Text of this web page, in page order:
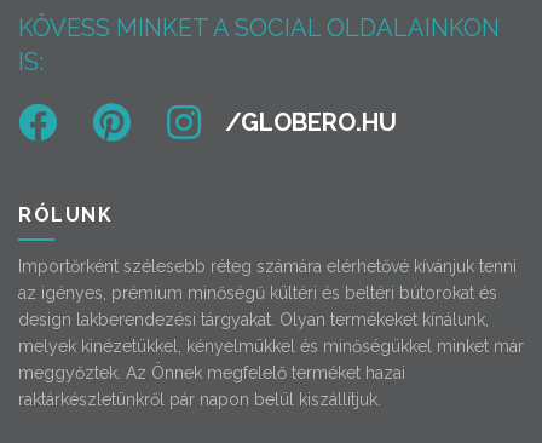
KÖVESS MINKET A SOCIAL OLDALAINKON
IS:
RÓLUNK
Importőrként szélesebb réteg számára elérhetővé kívánjuk tenni
az igényes, prémium minőségű kültéri és beltéri bútorokat és
design lakberendezési tárgyakat. Olyan termékeket kínálunk,
melyek kinézetükkel, kényelmükkel és minőségükkel minket már
meggyőztek. Az Önnek megfelelő terméket hazai
raktárkészletünkről pár napon belül kiszállítjuk.